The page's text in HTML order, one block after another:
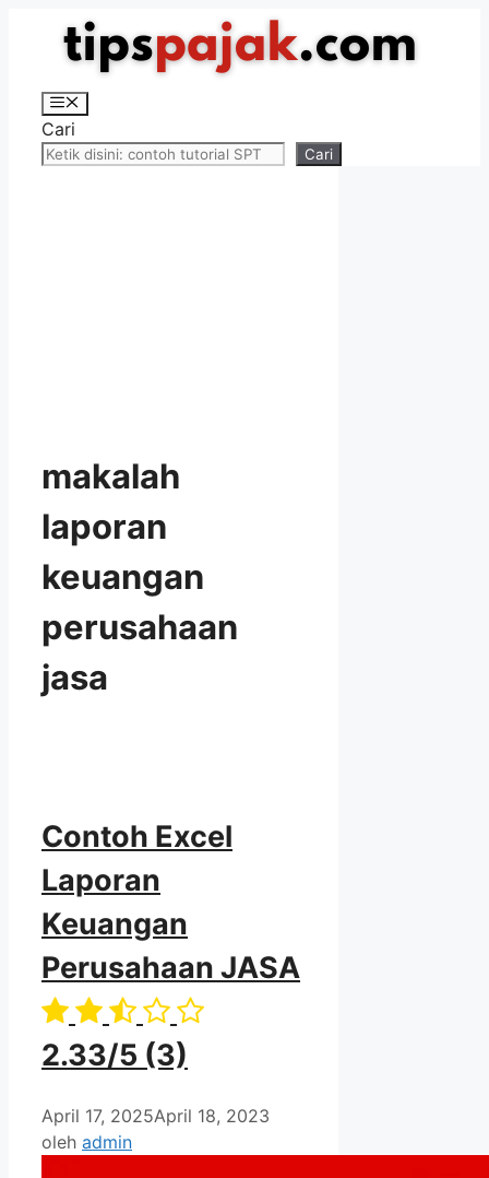
Langsung
Menu
Cari
Cari
makalah
laporan
keuangan
perusahaan
jasa
Contoh Excel
Laporan
Keuangan
Perusahaan JASA
2.33/5 (3)
April 17, 2025April 18, 2023
oleh admin